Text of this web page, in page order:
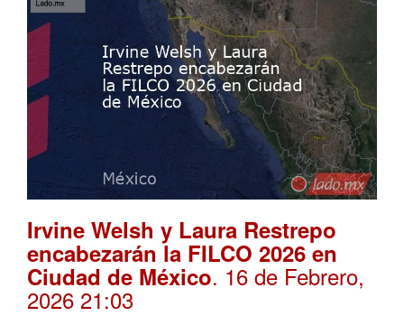
Irvine Welsh y Laura Restrepo
encabezarán la FILCO 2026 en
Ciudad de México. 16 de Febrero,
2026 21:03